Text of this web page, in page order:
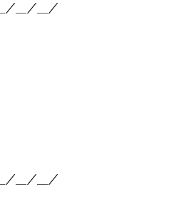
＿／＿／＿／
＿／＿／＿／